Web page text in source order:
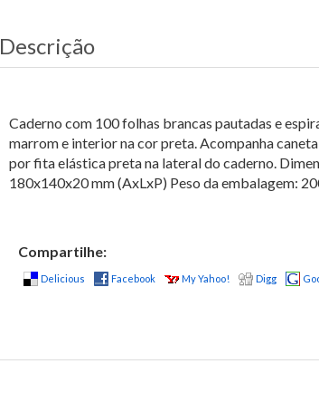
Descrição
Caderno com 100 folhas brancas pautadas e
marrom e interior na cor preta. Acompanha
por fita elástica preta na lateral do caderno.
180x140x20 mm (AxLxP) Peso da embalagem:
Compartilhe:
Delicious Facebook My Yahoo! Digg